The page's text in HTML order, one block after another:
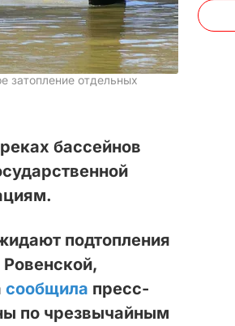
затопление отдельных
бассейнов
подтопления
сообщила пресс-
по чрезвычайным